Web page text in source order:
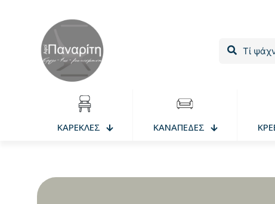
ΚΑΡΕΚΛΕΣ ΚΑΝΑΠΕΔΕΣ